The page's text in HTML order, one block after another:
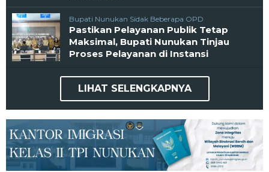
Bupati Nunukan Sidak Beberapa OPD
Pastikan Pelayanan Publik Tetap
Maksimal, Bupati Nunukan Tinjau
Proses Pelayanan di Instansi
LIHAT SELENGKAPNYA